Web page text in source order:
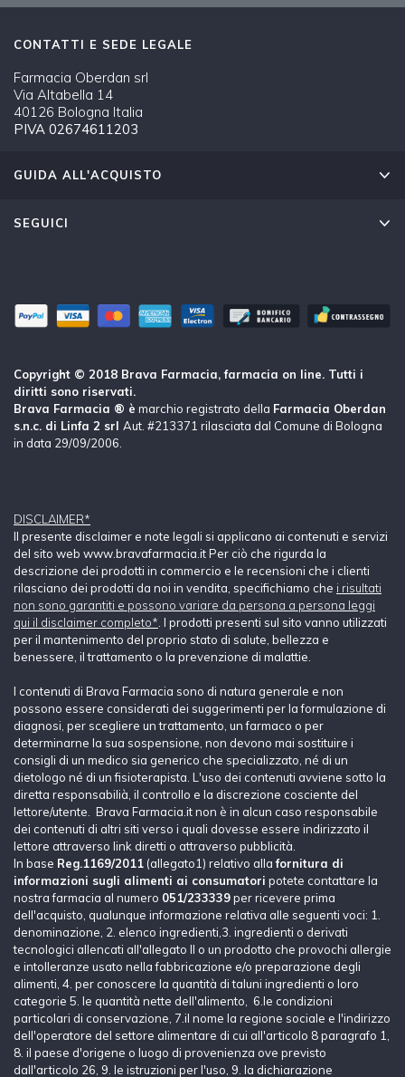
CONTATTI E SEDE LEGALE
Farmacia Oberdan srl
Via Altabella 14
40126 Bologna Italia
PIVA 02674611203
GUIDA ALL'ACQUISTO
SEGUICI
Copyright © 2018 Brava Farmacia, farmacia on line. Tutti i
diritti sono riservati.
Brava Farmacia ® è marchio registrato della Farmacia Oberdan
s.n.c. di Linfa 2 srl Aut. #213371 rilasciata dal Comune di Bologna
in data 29/09/2006.
DISCLAIMER*
Il presente disclaimer e note legali si applicano ai contenuti e servizi
del sito web www.bravafarmacia.it Per ciò che rigurda la
descrizione dei prodotti in commercio e le recensioni che i clienti
rilasciano dei prodotti da noi in vendita, specifichiamo che i risultati
non sono garantiti e possono variare da persona a persona leggi
qui il disclaimer completo* . I prodotti presenti sul sito vanno utilizzati
per il mantenimento del proprio stato di salute, bellezza e
benessere, il trattamento o la prevenzione di malattie.
I contenuti di Brava Farmacia sono di natura generale e non
possono essere considerati dei suggerimenti per la formulazione di
diagnosi, per scegliere un trattamento, un farmaco o per
determinarne la sua sospensione, non devono mai sostituire i
consigli di un medico sia generico che specializzato, né di un
dietologo né di un fisioterapista. L'uso dei contenuti avviene sotto la
diretta responsabilià, il controllo e la discrezione cosciente del
lettore/utente. Brava Farmacia.it non è in alcun caso responsabile
dei contenuti di altri siti verso i quali dovesse essere indirizzato il
lettore attraverso link diretti o attraverso pubblicità.
In base Reg.1169/2011 (allegato1) relativo allafornitura di
informazioni sugli alimenti ai consumatori potete contattare la
nostra farmacia al numero 051/233339per ricevere prima
dell'acquisto, qualunque informazione relativa alle seguenti voci: 1.
denominazione, 2. elenco ingredienti,3. ingredienti o derivati
tecnologici allencati all'allegato II o un prodotto che provochi allergie
e intolleranze usato nella fabbricazione e/o preparazione degli
alimenti, 4. per conoscere la quantità di taluni ingredienti o loro
categorie 5. le quantità nette dell'alimento, 6.le condizioni
particolari di conservazione, 7.il nome la regione sociale e l'indirizzo
dell'operatore del settore alimentare di cui all'articolo 8 paragrafo 1,
8. il paese d'origene o luogo di provenienza ove previsto
dall'articolo 26, 9. le istruzioni per l'uso, 9. la dichiarazione